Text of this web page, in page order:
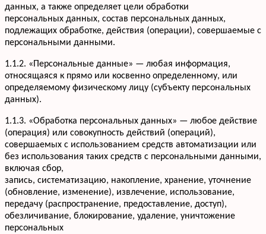
данных, а также определяет цели обработки
персональных данных, состав персональных данных,
подлежащих обработке, действия (операции), совершаемые с
персональными данными.
1.1.2. «Персональные данные» — любая информация,
относящаяся к прямо или косвенно определенному, или
определяемому физическому лицу (субъекту персональных
данных).
1.1.3. «Обработка персональных данных» — любое действие
(операция) или совокупность действий (операций),
совершаемых с использованием средств автоматизации или
без использования таких средств с персональными данными,
включая сбор,
запись, систематизацию, накопление, хранение, уточнение
(обновление, изменение), извлечение, использование,
передачу (распространение, предоставление, доступ),
обезличивание, блокирование, удаление, уничтожение
персональных